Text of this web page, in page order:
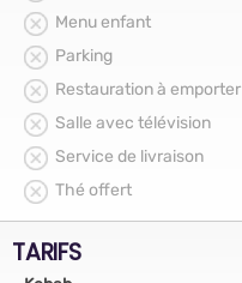
Menu enfant
Parking
Restauration à emporter
Salle avec télévision
Service de livraison
Thé offert
TARIFS